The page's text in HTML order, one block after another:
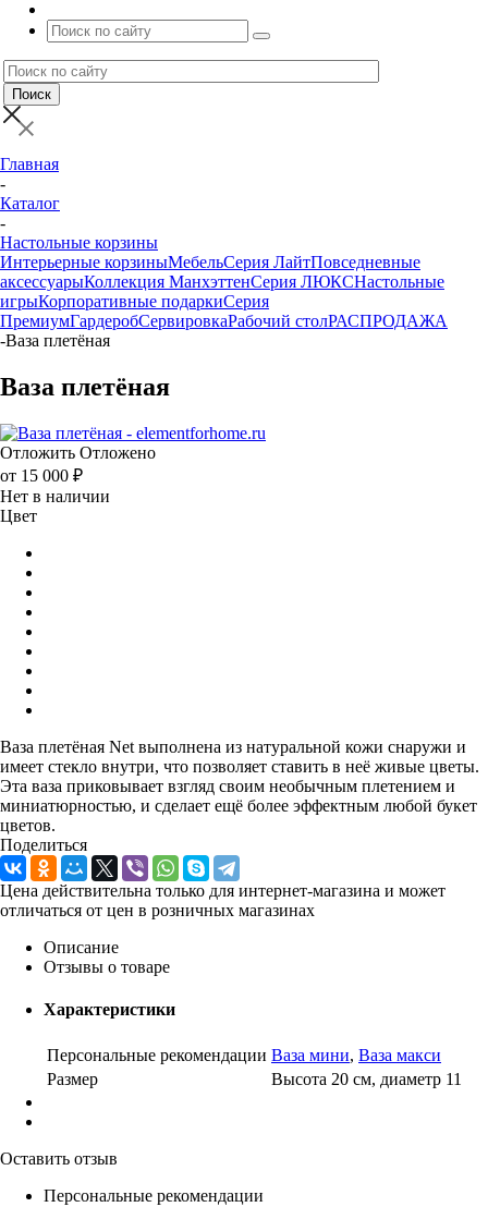
Главная
-
Каталог
-
Настольные корзины
Интерьерные корзиныМебельСерия ЛайтПовседневные
аксессуарыКоллекция МанхэттенСерия ЛЮКСНастольные
игрыКорпоративные подаркиСерия
ПремиумГардеробСервировкаРабочий столРАСПРОДАЖА
-Ваза плетёная
Ваза плетёная
Отложить Отложено
от 15 000 ₽
Нет в наличии
Цвет
Ваза плетёная Net выполнена из натуральной кожи снаружи и
имеет стекло внутри, что позволяет ставить в неё живые цветы.
Эта ваза приковывает взгляд своим необычным плетением и
миниатюрностью, и сделает ещё более эффектным любой букет
цветов.
Поделиться
Цена действительна только для интернет-магазина и может
отличаться от цен в розничных магазинах
Описание
Отзывы о товаре
Характеристики
Персональные рекомендации Ваза мини, Ваза макси
Размер
Высота 20 см, диаметр 11
Оставить отзыв
Персональные рекомендации